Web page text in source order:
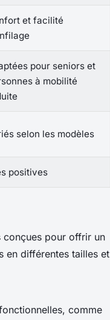
et facilité
pour seniors et
à mobilité
selon les modèles
positives
conçues pour offrir un
en différentes tailles et
comme